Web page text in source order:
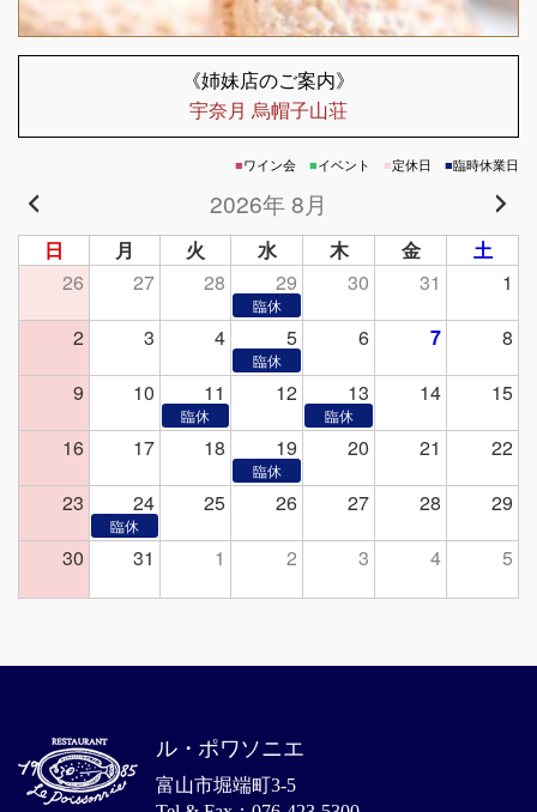
《姉妹店のご案内》
宇奈月 烏帽子山荘
■ワイン会 ■イベント ■定休日 ■臨時休業日
2026年 8月
日 月 火 水 木 金
土
26
27 28 29 30 31
1
2
3 4 5 6 7
8
9
10 11 12 13 14
15
16
17 18 19 20 21
22
23
24 25 26 27 28
29
30
31 1 2 3 4 5
ル・ポワソニエ
富山市堀端町3-5